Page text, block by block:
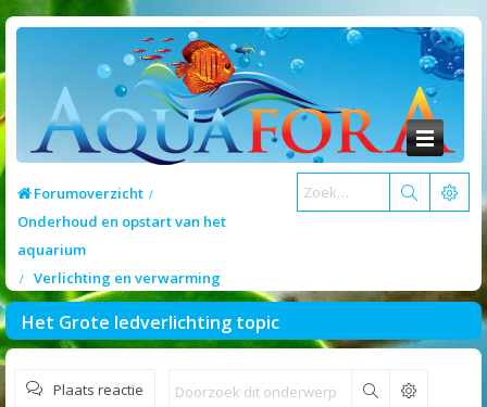
Forumoverzicht
Onderhoud en opstart van het
aquarium
Verlichting en verwarming
Het Grote ledverlichting topic
Plaats reactie Zoek